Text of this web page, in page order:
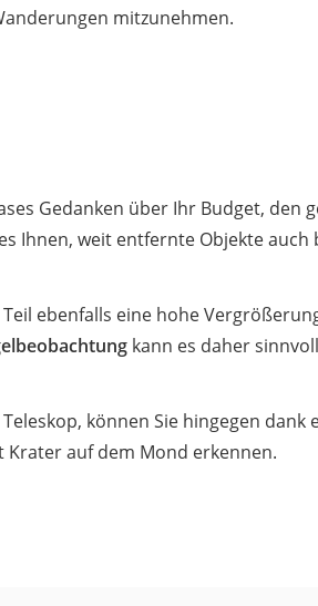
mitzunehmen.
Gedanken über Ihr Budget, den
Ihnen, weit entfernte Objekte auch
ebenfalls eine hohe
kann es daher
können Sie hingegen dank
auf dem Mond erkennen.